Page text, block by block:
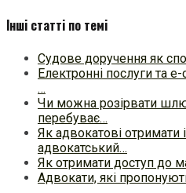
Інші статті по темі
Судове доручення як
Електронні послуги та
…
Чи можна розірвати
перебуває…
Як адвокатові
адвокатський…
Як отримати доступ до
Адвокати, які